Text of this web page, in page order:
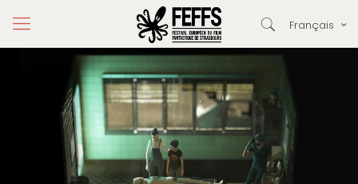
Français